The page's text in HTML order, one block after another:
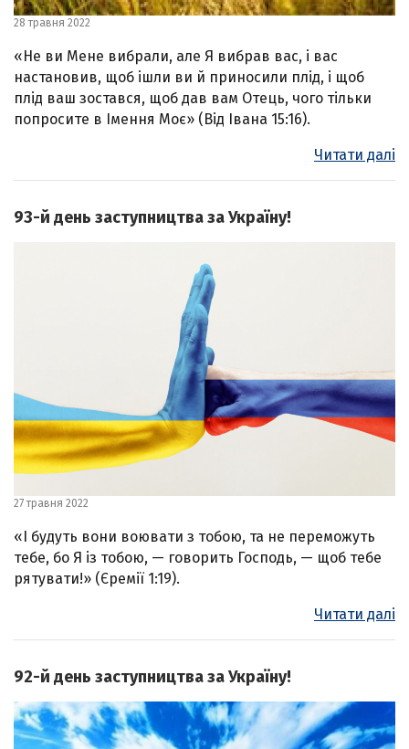
28 травня 2022
«Не ви Мене вибрали, але Я вибрав вас, і вас
настановив, щоб ішли ви й приносили плід, і щоб
плід ваш зостався, щоб дав вам Отець, чого тільки
попросите в Імення Моє» (Від Івана 15:16).
Читати далі
93-й день заступництва за Україну!
27 травня 2022
«І будуть вони воювати з тобою, та не переможуть
тебе, бо Я із тобою, — говорить Господь, — щоб тебе
рятувати!» (Єремії 1:19).
Читати далі
92-й день заступництва за Україну!